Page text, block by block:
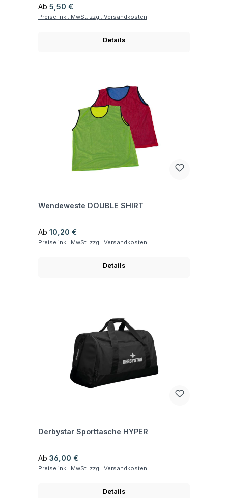
Regulärer Preis:
Ab 5,50 €
Preise inkl. MwSt. zzgl. Versandkosten
Details
Wendeweste DOUBLE SHIRT
Regulärer Preis:
Ab 10,20 €
Preise inkl. MwSt. zzgl. Versandkosten
Details
Derbystar Sporttasche HYPER
Regulärer Preis:
Ab 36,00 €
Preise inkl. MwSt. zzgl. Versandkosten
Details